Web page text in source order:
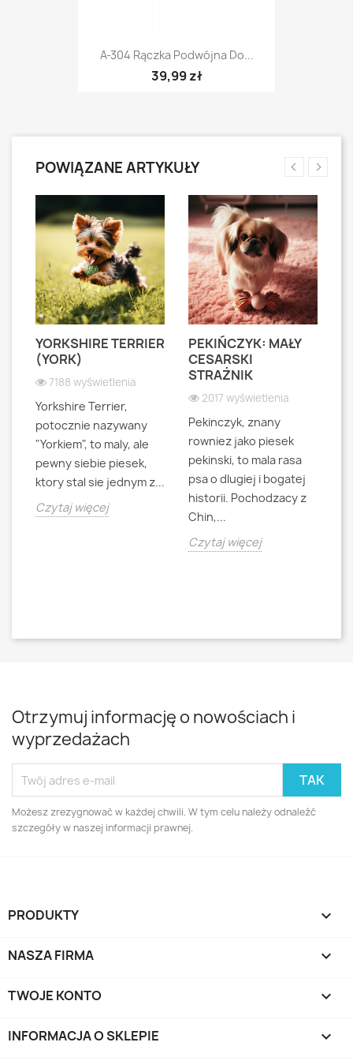
A-304 Rączka Podwójna Do...
39,99 zł
POWIĄZANE ARTYKUŁY
YORKSHIRE TERRIER
(YORK)
7188 wyświetlenia
Yorkshire Terrier,
potocznie nazywany
"Yorkiem", to maly, ale
pewny siebie piesek,
ktory stal sie jednym z...
Czytaj więcej
PEKIŃCZYK: MAŁY
CESARSKI
STRAŻNIK
2017 wyświetlenia
Pekinczyk, znany
rowniez jako piesek
pekinski, to mala rasa
psa o dlugiej i bogatej
historii. Pochodzacy z
Chin,...
Czytaj więcej
Otrzymuj informację o nowościach i
wyprzedażach
Możesz zrezygnować w każdej chwili. W tym celu należy odnaleźć
szczegóły w naszej informacji prawnej.
PRODUKTY 
NASZA FIRMA 
TWOJE KONTO 
INFORMACJA O SKLEPIE keyboard_arrow_down